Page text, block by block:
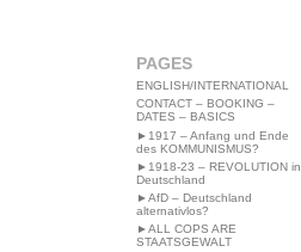
PAGES
ENGLISH/INTERNATIONAL
CONTACT – BOOKING –
DATES – BASICS
►1917 – Anfang und Ende
des KOMMUNISMUS?
►1918-23 – REVOLUTION in
Deutschland
►AfD – Deutschland
alternativlos?
►ALL COPS ARE
STAATSGEWALT